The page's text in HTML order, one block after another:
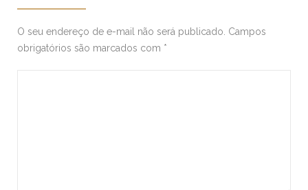
O seu endereço de e-mail não será publicado. Campos
obrigatórios são marcados com *